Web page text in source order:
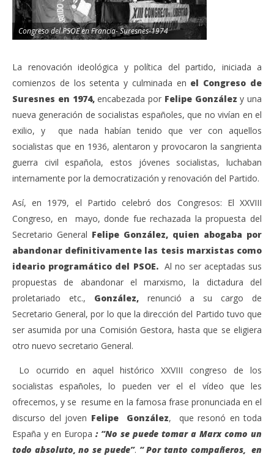
Congreso del PSOE en Francia- Suresnes-1974
La renovación ideológica y política del partido, iniciada a
comienzos de los setenta y culminada en el Congreso de
Suresnes en 1974,encabezada por Felipe González y una
nueva generación de socialistas españoles, que no vivían en el
exilio, y que nada habían tenido que ver con aquellos
socialistas que en 1936, alentaron y provocaron la sangrienta
guerra civil española, estos jóvenes socialistas, luchaban
internamente por la democratización y renovación del Partido.
Así, en 1979, el Partido celebró dos Congresos: El XXVIII
Congreso, en mayo, donde fue rechazada la propuesta del
Secretario General Felipe González, quien abogaba por
abandonar definitivamente las tesis marxistas como
ideario programático del PSOE.Al no ser aceptadas sus
propuestas de abandonar el marxismo, la dictadura del
proletariado etc., González,renunció a su cargo de
Secretario General, por lo que la dirección del Partido tuvo que
ser asumida por una Comisión Gestora, hasta que se eligiera
otro nuevo secretario General.
Lo ocurrido en aquel histórico XXVIII congreso de los
socialistas españoles, lo pueden ver el el vídeo que les
ofrecemos, y se resume en la famosa frase pronunciada en el
discurso del joven Felipe González, que resonó en toda
España y en Europa : “No se puede tomar a Marx como un
todo absoluto, no se puede”. “ Por tanto compañeros, en